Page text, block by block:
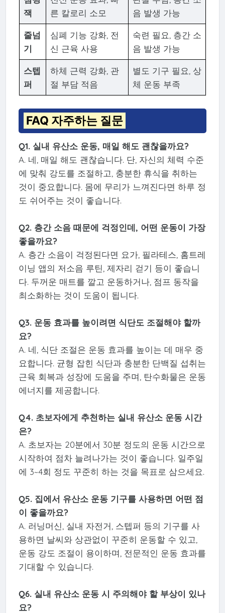
잭
른 칼로리 소모
음 발생 가능
줄넘
기
심폐 기능 강화, 전
신 근육 사용
숙련 필요, 층간 소
음 발생 가능
스텝
퍼
하체 근력 강화, 관
절 부담 적음
별도 기구 필요, 상
체 운동 부족
FAQ 자주하는 질문
Q1. 실내 유산소 운동, 매일 해도 괜찮을까요?
A. 네, 매일 해도 괜찮습니다. 단, 자신의 체력 수준
에 맞춰 강도를 조절하고, 충분한 휴식을 취하는
것이 중요합니다. 몸에 무리가 느껴진다면 하루 정
도 쉬어주는 것이 좋습니다.
Q2. 층간 소음 때문에 걱정인데, 어떤 운동이 가장
좋을까요?
A. 층간 소음이 걱정된다면 요가, 필라테스, 홈트레
이닝 앱의 저소음 루틴, 제자리 걷기 등이 좋습니
다. 두꺼운 매트를 깔고 운동하거나, 점프 동작을
최소화하는 것이 도움이 됩니다.
Q3. 운동 효과를 높이려면 식단도 조절해야 할까
요?
A. 네, 식단 조절은 운동 효과를 높이는 데 매우 중
요합니다. 균형 잡힌 식단과 충분한 단백질 섭취는
근육 회복과 성장에 도움을 주며, 탄수화물은 운동
에너지를 제공합니다.
Q4. 초보자에게 추천하는 실내 유산소 운동 시간
은?
A. 초보자는 20분에서 30분 정도의 운동 시간으로
시작하여 점차 늘려나가는 것이 좋습니다. 일주일
에 3~4회 정도 꾸준히 하는 것을 목표로 삼으세요.
Q5. 집에서 유산소 운동 기구를 사용하면 어떤 점
이 좋을까요?
A. 러닝머신, 실내 자전거, 스텝퍼 등의 기구를 사
용하면 날씨와 상관없이 꾸준히 운동할 수 있고,
운동 강도 조절이 용이하며, 전문적인 운동 효과를
기대할 수 있습니다.
Q6. 실내 유산소 운동 시 주의해야 할 부상이 있나
요?